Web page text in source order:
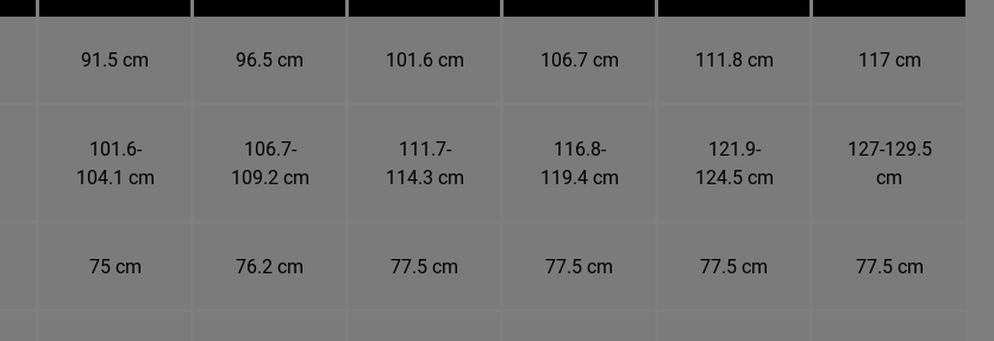
91.5 cm 96.5 cm 101.6 cm 106.7 cm 111.8 cm 117 cm
101.6-
104.1 cm
106.7-
109.2 cm
111.7-
114.3 cm
116.8-
119.4 cm
121.9-
124.5 cm
127-129.5
cm
75 cm 76.2 cm 77.5 cm 77.5 cm 77.5 cm 77.5 cm